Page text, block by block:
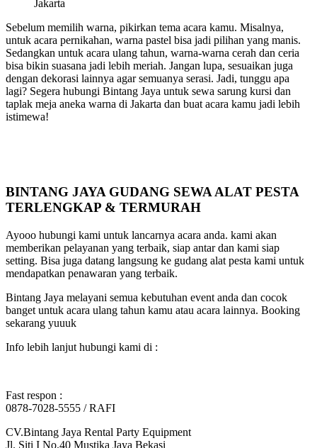
Sebelum memilih warna, pikirkan tema acara kamu. Misalnya,
untuk acara pernikahan, warna pastel bisa jadi pilihan yang manis.
Sedangkan untuk acara ulang tahun, warna-warna cerah dan ceria
bisa bikin suasana jadi lebih meriah. Jangan lupa, sesuaikan juga
dengan dekorasi lainnya agar semuanya serasi. Jadi, tunggu apa
lagi? Segera hubungi Bintang Jaya untuk sewa sarung kursi dan
taplak meja aneka warna di Jakarta dan buat acara kamu jadi lebih
istimewa!
BINTANG JAYA GUDANG SEWA ALAT PESTA
TERLENGKAP & TERMURAH
Ayooo hubungi kami untuk lancarnya acara anda. kami akan
memberikan pelayanan yang terbaik, siap antar dan kami siap
setting. Bisa juga datang langsung ke gudang alat pesta kami untuk
mendapatkan penawaran yang terbaik.
Bintang Jaya melayani semua kebutuhan event anda dan cocok
banget untuk acara ulang tahun kamu atau acara lainnya. Booking
sekarang yuuuk
Info lebih lanjut hubungi kami di :
Fast respon :
0878-7028-5555 / RAFI
CV.Bintang Jaya Rental Party Equipment
Jl. Siti I No.40 Mustika Jaya Bekasi